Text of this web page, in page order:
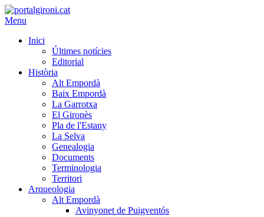
Menu
Inici
Últimes notícies
Editorial
Història
Alt Empordà
Baix Empordà
La Garrotxa
El Gironès
Pla de l'Estany
La Selva
Genealogia
Documents
Terminologia
Territori
Arqueologia
Alt Empordà
Avinyonet de Puigventós